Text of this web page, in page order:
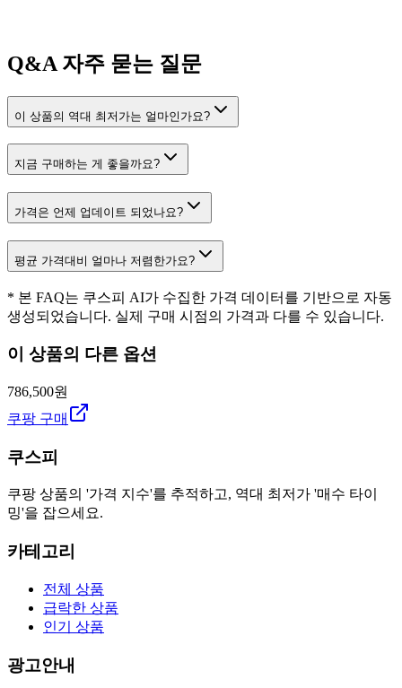
Q&A 자주 묻는 질문
이 상품의 역대 최저가는 얼마인가요?
지금 구매하는 게 좋을까요?
가격은 언제 업데이트 되었나요?
평균 가격대비 얼마나 저렴한가요?
* 본 FAQ는 쿠스피 AI가 수집한 가격 데이터를 기반으로 자동
생성되었습니다. 실제 구매 시점의 가격과 다를 수 있습니다.
이 상품의 다른 옵션
786,500원
쿠팡 구매
쿠스피
쿠팡 상품의 '가격 지수'를 추적하고, 역대 최저가 '매수 타이
밍'을 잡으세요.
카테고리
전체 상품
급락한 상품
인기 상품
광고안내